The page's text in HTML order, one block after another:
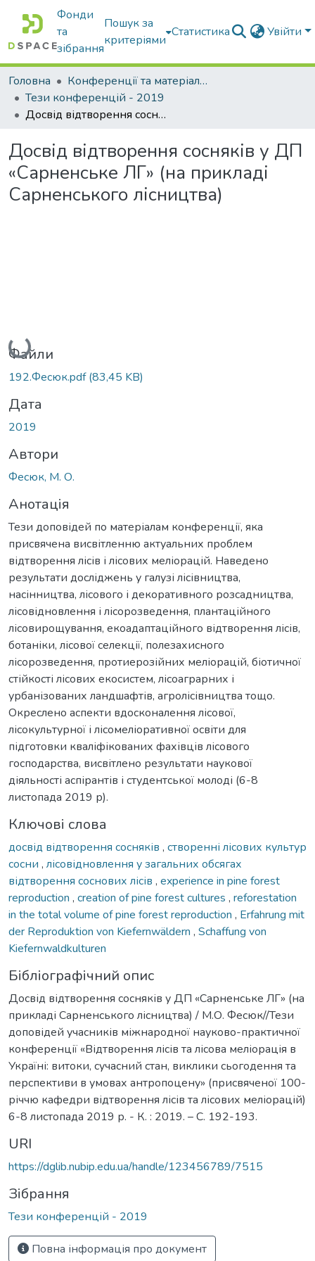
Фонди
та
зібрання
Пошук за
критеріями
Статистика Увійти
Головна
Конференції та матеріали конференцій
Тези конференцій - 2019
Досвід відтворення сосняків у ДП «Сарненське ЛГ» (на прикладі Сарненського лісництва)
Досвід відтворення сосняків у ДП
«Сарненське ЛГ» (на прикладі
Сарненського лісництва)
Вантажиться...
Файли
192.Фесюк.pdf(83,45 KB)
Дата
2019
Автори
Фесюк, М. О.
Анотація
Тези доповідей по матеріалам конференції, яка
присвячена висвітленню актуальних проблем
відтворення лісів і лісових меліорацій. Наведено
результати досліджень у галузі лісівництва,
насінництва, лісового і декоративного розсадництва,
лісовідновлення і лісорозведення, плантаційного
лісовирощування, екоадаптаційного відтворення лісів,
ботаніки, лісової селекції, полезахисного
лісорозведення, протиерозійних меліорацій, біотичної
стійкості лісових екосистем, лісоаграрних і
урбанізованих ландшафтів, агролісівництва тощо.
Окреслено аспекти вдосконалення лісової,
лісокультурної і лісомеліоративної освіти для
підготовки кваліфікованих фахівців лісового
господарства, висвітлено результати наукової
діяльності аспірантів і студентської молоді (6-8
листопада 2019 р).
Ключові слова
досвід відтворення сосняків , створенні лісових культур
сосни , лісовідновлення у загальних обсягах
відтворення соснових лісів , experience in pine forest
reproduction , creation of pine forest cultures , reforestation
in the total volume of pine forest reproduction , Erfahrung mit
der Reproduktion von Kiefernwäldern , Schaffung von
Kiefernwaldkulturen
Бібліографічний опис
Досвід відтворення сосняків у ДП «Сарненське ЛГ» (на
прикладі Сарненського лісництва) / М.О. Фесюк//Тези
доповідей учасників міжнародної науково-практичної
конференції «Відтворення лісів та лісова меліорація в
Україні: витоки, сучасний стан, виклики сьогодення та
перспективи в умовах антропоцену» (присвяченої 100-
річчю кафедри відтворення лісів та лісових меліорацій)
6-8 листопада 2019 р. - К. : 2019. – С. 192-193.
URI
https://dglib.nubip.edu.ua/handle/123456789/7515
Зібрання
Тези конференцій - 2019
Повна інформація про документ